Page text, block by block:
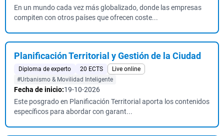
En un mundo cada vez más globalizado, donde las empresas
compiten con otros países que ofrecen coste...
Planificación Territorial y Gestión de la Ciudad
Diploma de experto 20 ECTS
Live online
#Urbanismo & Movilidad Inteligente
Fecha de inicio:19-10-2026
Este posgrado en Planificación Territorial aporta los contenidos
específicos para abordar con garant...